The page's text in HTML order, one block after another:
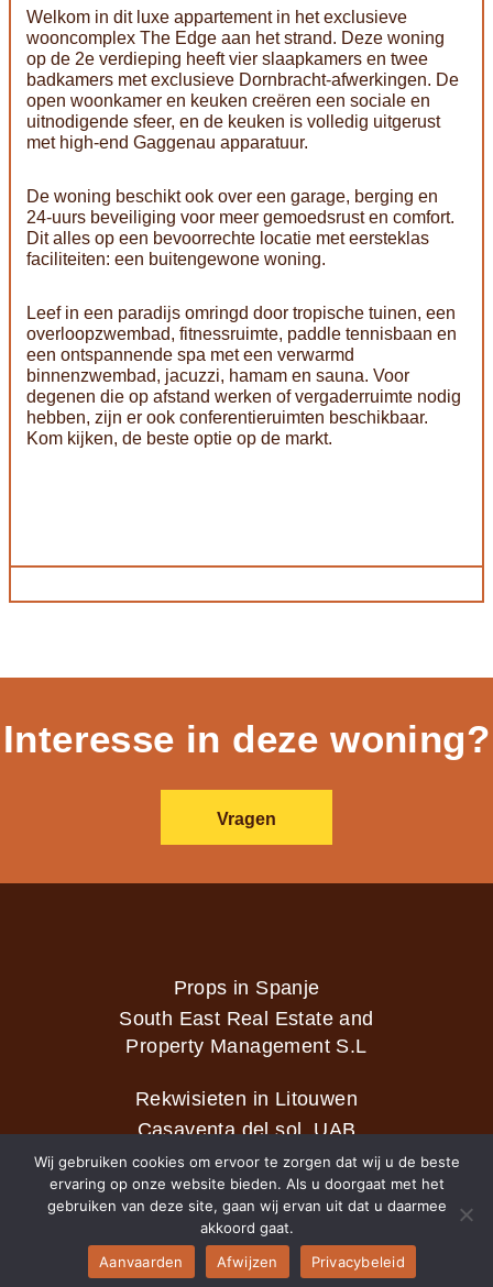
Welkom in dit luxe appartement in het exclusieve
wooncomplex The Edge aan het strand. Deze woning
op de 2e verdieping heeft vier slaapkamers en twee
badkamers met exclusieve Dornbracht-afwerkingen. De
open woonkamer en keuken creëren een sociale en
uitnodigende sfeer, en de keuken is volledig uitgerust
met high-end Gaggenau apparatuur.
De woning beschikt ook over een garage, berging en
24-uurs beveiliging voor meer gemoedsrust en comfort.
Dit alles op een bevoorrechte locatie met eersteklas
faciliteiten: een buitengewone woning.
Leef in een paradijs omringd door tropische tuinen, een
overloopzwembad, fitnessruimte, paddle tennisbaan en
een ontspannende spa met een verwarmd
binnenzwembad, jacuzzi, hamam en sauna. Voor
degenen die op afstand werken of vergaderruimte nodig
hebben, zijn er ook conferentieruimten beschikbaar.
Kom kijken, de beste optie op de markt.
Interesse in deze woning?
Vragen
Props in Spanje
South East Real Estate and
Property Management S.L
Rekwisieten in Litouwen
Casaventa del sol, UAB
2026 © Casaventa del sol
Wij gebruiken cookies om ervoor te zorgen dat wij u de beste
ervaring op onze website bieden. Als u doorgaat met het
gebruiken van deze site, gaan wij ervan uit dat u daarmee
akkoord gaat.
Aanvaarden
Afwijzen Privacybeleid